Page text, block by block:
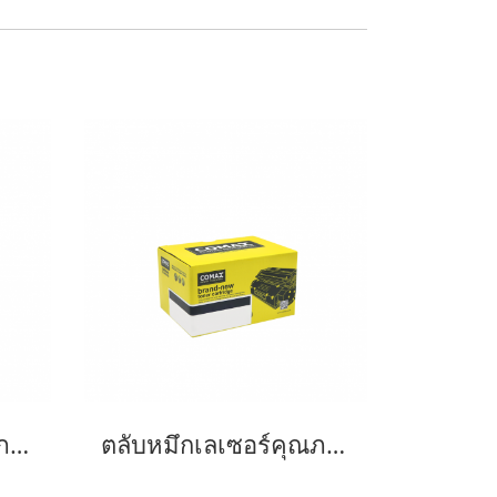
ตลับหมึกเลเซอร์คุณภาพสูงสำหรับ Fuji Xerox รุ่น P355D (CT201937) Black ตลับหมึกเลเซอร์คุณภาพสูงสำหรับ Fuji Xerox รุ่น P255 (CT201918) Black